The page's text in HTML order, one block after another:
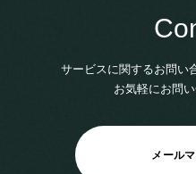
サービスに関するお問い
お気軽にお問い
メール